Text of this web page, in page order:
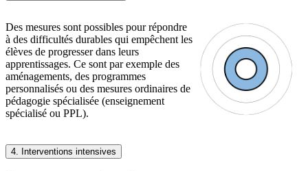
Des mesures sont possibles pour répondre
à des difficultés durables qui empêchent les
élèves de progresser dans leurs
apprentissages. Ce sont par exemple des
aménagements, des programmes
personnalisés ou des mesures ordinaires de
pédagogie spécialisée (enseignement
spécialisé ou PPL).
4. Interventions intensives